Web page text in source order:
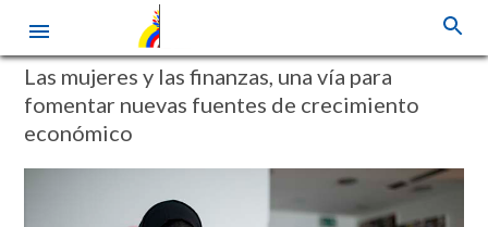
Pasar
contenido
principal
Las mujeres y las finanzas, una vía para
fomentar nuevas fuentes de crecimiento
económico